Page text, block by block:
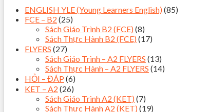
ENGLISH YLE (Young Learners English) (85)
FCE – B2 (25)
Sách Giáo Trình B2 (FCE) (8)
Sách Thực Hành B2 (FCE) (17)
FLYERS (27)
Sách Giáo Trình – A2 FLYERS (13)
Sách Thực Hành – A2 FLYERS (14)
HỎI – ĐÁP (6)
KET – A2 (26)
Sách Giáo Trình A2 (KET) (7)
Sách Thực Hành A2 (KET) (19)